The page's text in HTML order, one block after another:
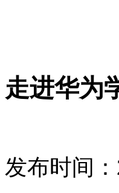
走进华为
发布时间